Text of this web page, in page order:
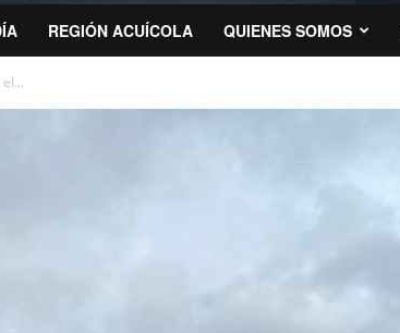
REGIÓN ACUÍCOLA QUIENES SOMOS